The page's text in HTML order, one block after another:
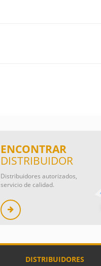
ENCONTRAR
DISTRIBUIDOR
Distribuidores autorizados,
servicio de calidad.
DISTRIBUIDORES